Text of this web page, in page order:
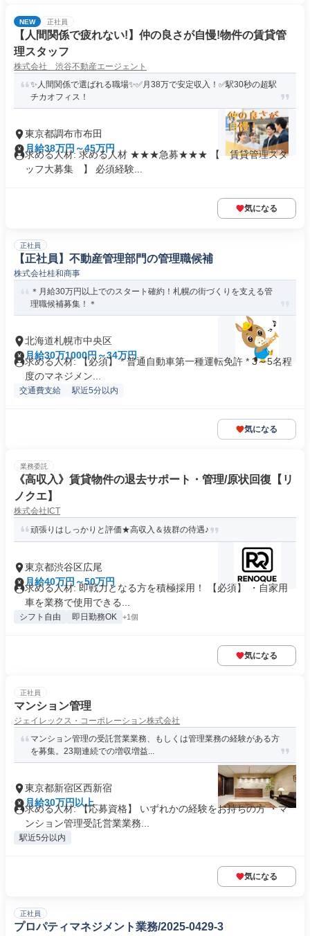
NEW 正社員
【人間関係で疲れない!】仲の良さが自慢!物件の賃貸管
理スタッフ
株式会社 渋谷不動産エージェント
✨人間関係で選ばれる職場✨✅月38万で安定収入！✅駅30秒の超駅
チカオフィス！
東京都調布市布田
月給38万円～45万円
求める人材: 求める人材 ★★★急募★★★ 【 賃貸管理スタ
ッフ大募集 】 必須経験...
気になる
正社員
【正社員】不動産管理部門の管理職候補
株式会社桂和商事
＊月給30万円以上でのスタート確約！札幌の街づくりを支える管
理職候補募集！＊
北海道札幌市中央区
月給30万1000円～34万円
求める人材: 【必須】 * 普通自動車第一種運転免許 * 3～5名程
度のマネジメン...
交通費支給 駅近5分以内
気になる
業務委託
《高収入》賃貸物件の退去サポート・管理/原状回復【リ
ノクエ】
株式会社ICT
頑張りはしっかりと評価★高収入＆抜群の待遇♪
東京都渋谷区広尾
月給40万円～50万円
求める人材: 即戦力となる方を積極採用！ 【必須】 ・自家用
車を業務で使用できる...
シフト自由 即日勤務OK +1個
気になる
正社員
マンション管理
ジェイレックス・コーポレーション株式会社
マンション管理の受託営業業務、もしくは管理業務の経験がある方
を募集。23期連続での増収増益...
東京都新宿区西新宿
月給30万円以上
求める人材: 【応募資格】 いずれかの経験をお持ちの方 ・マ
ンション管理受託営業業務...
駅近5分以内
気になる
正社員
プロパティマネジメント業務/2025-0429-3